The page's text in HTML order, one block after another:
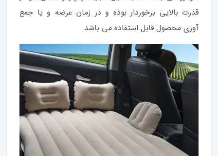
قدرت بالایی برخوردار بوده و در زمان عرضه و یا جمع
آوری محصول قابل استفاده می باشد.